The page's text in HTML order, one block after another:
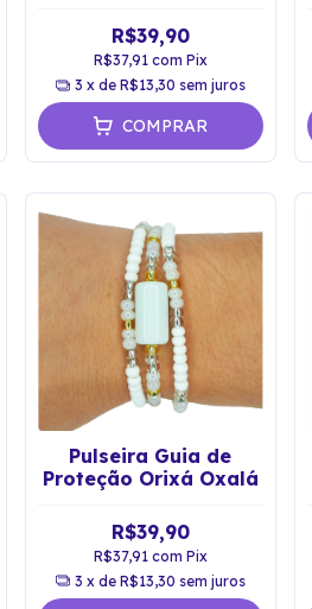
R$39,90
R$37,91 com Pix
3 x de R$13,30 sem juros
COMPRAR
Pulseira Guia de
Proteção Orixá Oxalá
R$39,90
R$37,91 com Pix
3 x de R$13,30 sem juros